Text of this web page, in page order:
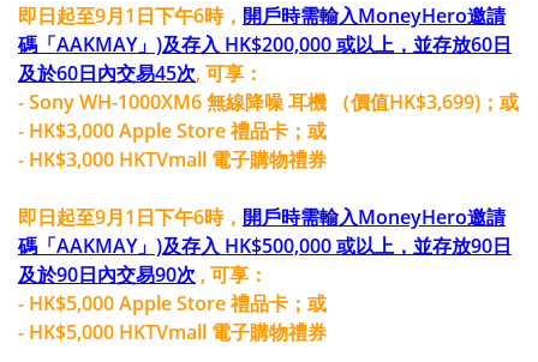
即日起至9月1日下午6時， 開戶時需輸入MoneyHero邀請
碼「AAKMAY」)及存入 HK$200,000 或以上，並存放60日
及於60日內交易45次, 可享：
- Sony WH-1000XM6 無線降噪 耳機 （價值HK$3,699)；或
- HK$3,000 Apple Store 禮品卡；或
- HK$3,000 HKTVmall 電子購物禮券
即日起至9月1日下午6時， 開戶時需輸入MoneyHero邀請
碼「AAKMAY」)及存入 HK$500,000 或以上，並存放90日
及於90日內交易90次 , 可享：
- HK$5,000 Apple Store 禮品卡；或
- HK$5,000 HKTVmall 電子購物禮券